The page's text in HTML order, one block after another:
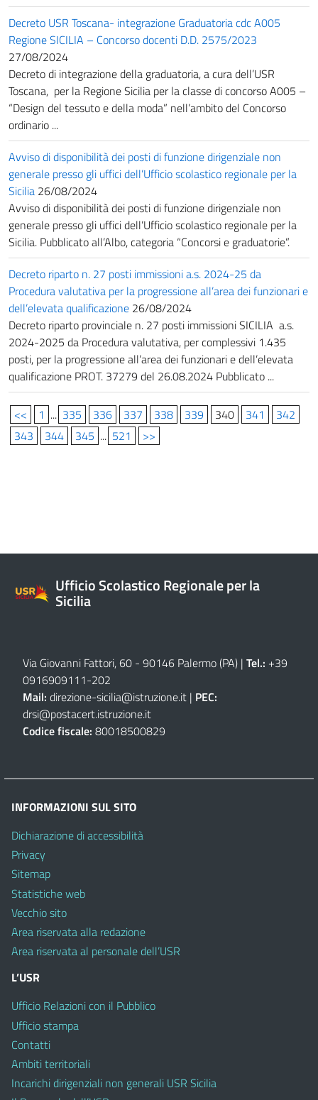
Decreto USR Toscana- integrazione Graduatoria cdc A005
Regione SICILIA – Concorso docenti D.D. 2575/2023
27/08/2024
Decreto di integrazione della graduatoria, a cura dell’USR
Toscana, per la Regione Sicilia per la classe di concorso A005 –
“Design del tessuto e della moda” nell’ambito del Concorso
ordinario ...
Avviso di disponibilità dei posti di funzione dirigenziale non
generale presso gli uffici dell’Ufficio scolastico regionale per la
Sicilia 26/08/2024
Avviso di disponibilità dei posti di funzione dirigenziale non
generale presso gli uffici dell’Ufficio scolastico regionale per la
Sicilia. Pubblicato all’Albo, categoria “Concorsi e graduatorie”.
Decreto riparto n. 27 posti immissioni a.s. 2024-25 da
Procedura valutativa per la progressione all’area dei funzionari e
dell’elevata qualificazione 26/08/2024
Decreto riparto provinciale n. 27 posti immissioni SICILIA a.s.
2024-2025 da Procedura valutativa, per complessivi 1.435
posti, per la progressione all’area dei funzionari e dell’elevata
qualificazione PROT. 37279 del 26.08.2024 Pubblicato ...
<< 1 ... 335 336 337 338 339 340 341
342
343
344 345 ... 521 >>
Ufficio Scolastico Regionale per la
Sicilia
Via Giovanni Fattori, 60 - 90146 Palermo (PA) | Tel.: +39
0916909111-202
Mail: direzione-sicilia@istruzione.it | PEC:
drsi@postacert.istruzione.it
Codice fiscale: 80018500829
INFORMAZIONI SUL SITO
Dichiarazione di accessibilità
Privacy
Sitemap
Statistiche web
Vecchio sito
Area riservata alla redazione
Area riservata al personale dell’USR
L’USR
Ufficio Relazioni con il Pubblico
Ufficio stampa
Contatti
Ambiti territoriali
Incarichi dirigenziali non generali USR Sicilia